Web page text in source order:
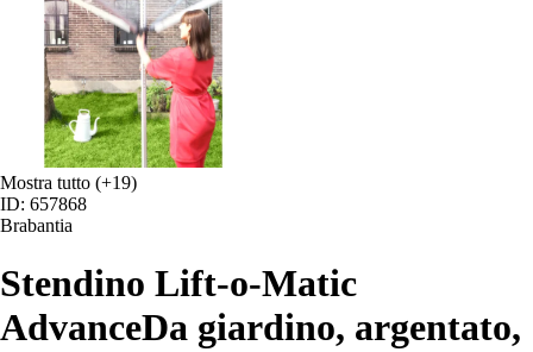
Mostra tutto (+19)
ID: 657868
Brabantia
Stendino Lift-o-Matic
AdvanceDa giardino, argentato,